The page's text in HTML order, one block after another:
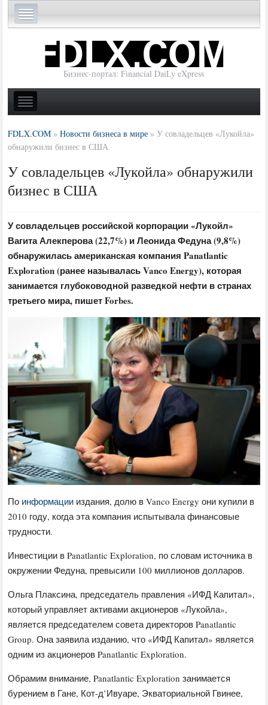
Бизнес-портал: Financial DaiLy eXpress
FDLX.COM »Новости бизнеса в мире »У совладельцев «Лукойла»
обнаружили бизнес в США
У совладельцев «Лукойла» обнаружили
бизнес в США
У совладельцев российской корпорации «Лукойл»
Вагита Алекперова (22,7%) и Леонида Федуна (9,8%)
обнаружилась американская компания Panatlantic
Exploration (ранее называлась Vanco Energy), которая
занимается глубоководной разведкой нефти в странах
третьего мира, пишет Forbes.
По информации издания, долю в Vanco Energy они купили в
2010 году, когда эта компания испытывала финансовые
трудности.
Инвестиции в Panatlantic Exploration, по словам источника в
окружении Федуна, превысили 100 миллионов долларов.
Ольга Плаксина, председатель правления «ИФД Капитал»,
который управляет активами акционеров «Лукойла»,
является председателем совета директоров Panatlantic
Group. Она заявила изданию, что «ИФД Капитал» является
одним из акционеров Panatlantic Exploration.
Обрамим внимание, Panatlantic Exploration занимается
бурением в Гане, Кот-д’Ивуаре, Экваториальной Гвинее,